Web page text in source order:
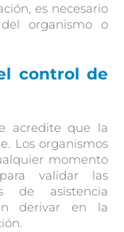
es necesario
organismo o
control de
acredite que la
Los organismos
momento
validar las
de asistencia
derivar en la